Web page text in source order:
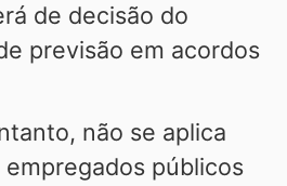
de decisão do
previsão em acordos
não se aplica
públicos